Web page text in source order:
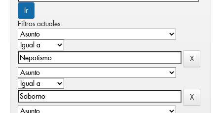
Filtros actuales: